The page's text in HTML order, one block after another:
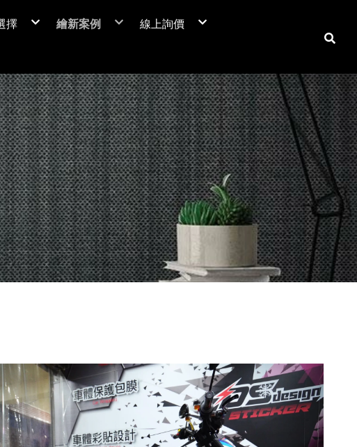
擇
水玻璃防爆膜
裝飾膜
隔熱紙
牆布
繪新案例
居家空間
電視牆 / 牆面
系統櫃 / 櫥櫃
玻璃裝飾貼膜
防爆膜/隔熱紙
門片、門框
大門
子母門
房門
防火門/消防門
消防栓
防火門
保護貼膜
天花板
工務機台
透明保護膜
鶯歌陶瓷博物館
土地公文化館
商業空間
活動展覽
大圖輸出
品牌廣告車
改色包膜
自體修復犀牛皮
重機
SUZUKI
HONDA
YAMAHA
KYMCO
機車
BWS
FORCE
線上詢價